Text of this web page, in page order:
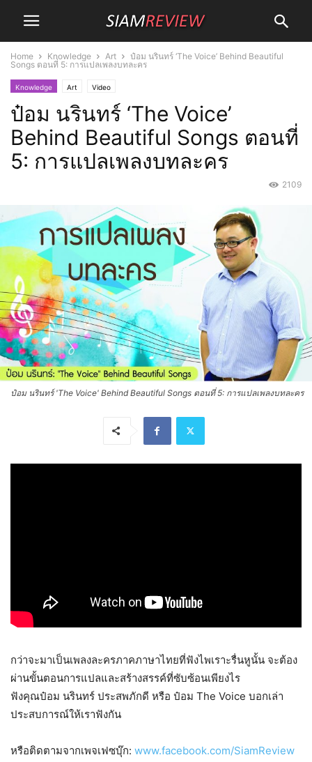
Home Knowledge Art
ป๋อม นรินทร์ ‘The Voice’ Behind Beautiful
Songs ตอนที่ 5: การแปลเพลงบทละคร
Knowledge Art Video
ป๋อม นรินทร์ ‘The Voice’
Behind Beautiful Songs ตอนที่
5: การแปลเพลงบทละคร
2109
ป๋อม นรินทร์ 'The Voice' Behind Beautiful Songs ตอนที่ 5: การแปลเพลงบทละคร
กว่าจะมาเป็นเพลงละครภาคภาษาไทยที่ฟังไพเราะรื่นหูนั้น จะต้อง
ผ่านขั้นตอนการแปลและสร้างสรรค์ที่ซับซ้อนเพียงไร
ฟังคุณป๋อม นรินทร์ ประสพภักดี หรือ ป๋อม The Voice บอกเล่า
ประสบการณ์ให้เราฟังกัน
หรือติดตามจากเพจเฟซบุ๊ก: www.facebook.com/SiamReview